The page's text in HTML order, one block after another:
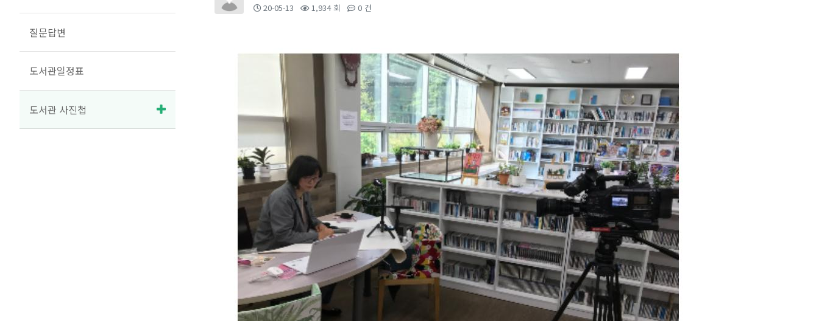
질문답변
도서관일정표
도서관 사진첩
20-05-13 1,934 회 0 건